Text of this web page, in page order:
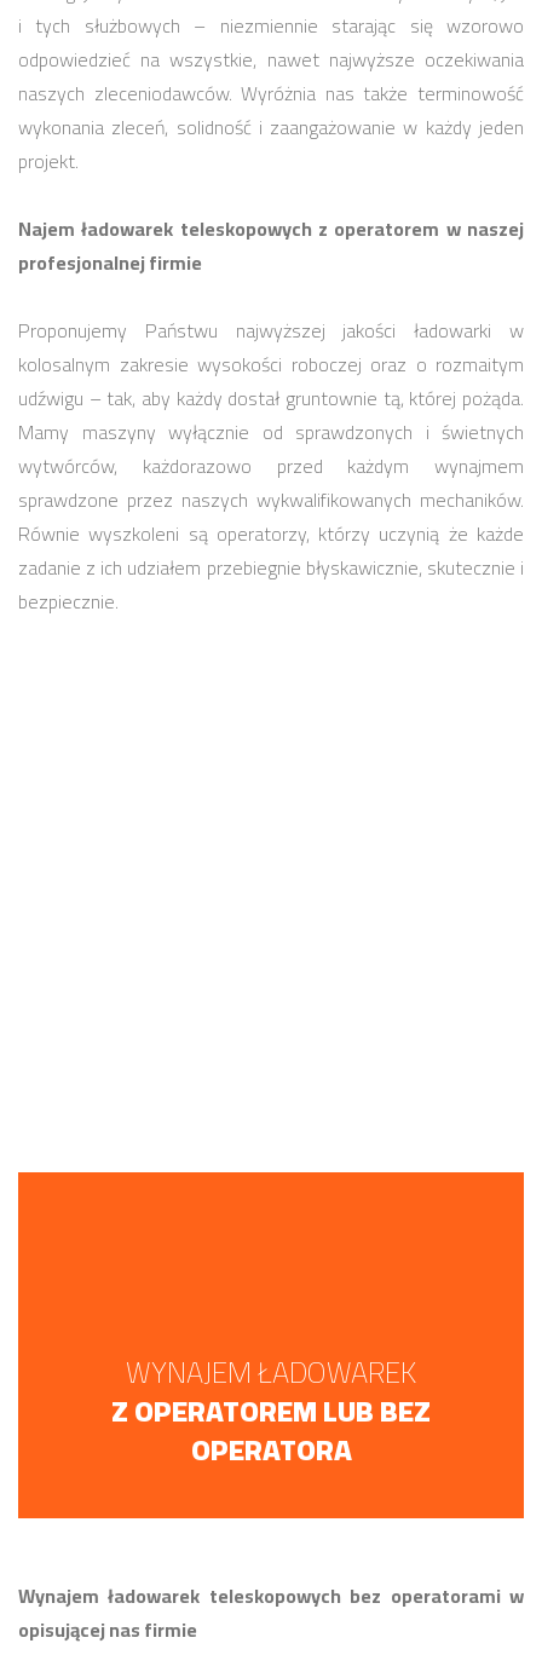
i tych służbowych – niezmiennie starając się wzorowo
odpowiedzieć na wszystkie, nawet najwyższe oczekiwania
naszych zleceniodawców. Wyróżnia nas także terminowość
wykonania zleceń, solidność i zaangażowanie w każdy jeden
projekt.
Najem ładowarek teleskopowych z operatorem w naszej
profesjonalnej firmie
Proponujemy Państwu najwyższej jakości ładowarki w
kolosalnym zakresie wysokości roboczej oraz o rozmaitym
udźwigu – tak, aby każdy dostał gruntownie tą, której pożąda.
Mamy maszyny wyłącznie od sprawdzonych i świetnych
wytwórców, każdorazowo przed każdym wynajmem
sprawdzone przez naszych wykwalifikowanych mechaników.
Równie wyszkoleni są operatorzy, którzy uczynią że każde
zadanie z ich udziałem przebiegnie błyskawicznie, skutecznie i
bezpiecznie.
WYNAJEM ŁADOWAREK
Z OPERATOREM LUB BEZ
OPERATORA
Wynajem ładowarek teleskopowych bez operatorami w
opisującej nas firmie